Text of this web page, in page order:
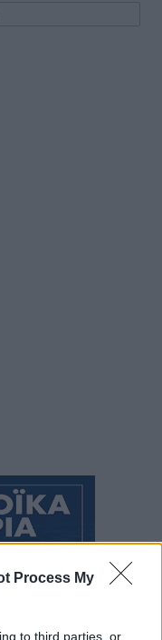
Process My
to third parties, or